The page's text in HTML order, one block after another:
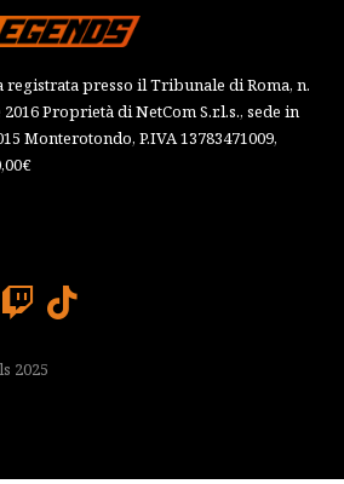
registrata presso il Tribunale di Roma, n.
Proprietà di NetCom S.r.l.s., sede in
Monterotondo, P.IVA 13783471009,
2025